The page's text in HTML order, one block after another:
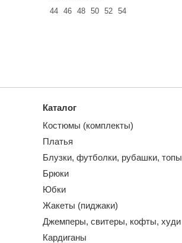
44
46 48 50 52 54
Каталог
Костюмы (комплекты)
Платья
Блузки, футболки, рубашки, топы
Брюки
Юбки
Жакеты (пиджаки)
Джемперы, свитеры, кофты, худи
Кардиганы